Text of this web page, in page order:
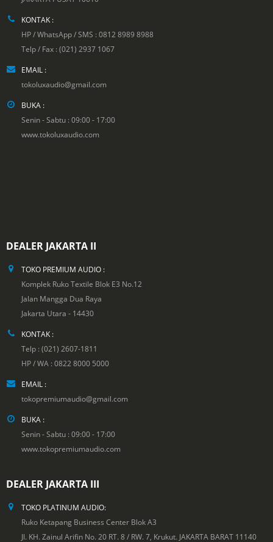
KONTAK :
HP / WhatsApp / SMS : 0812 8989 8988
Telp / Fax : (021) 2937 1067
EMAIL :
tokoluxaudio@gmail.com
BUKA :
Senin - Sabtu : 09:00 - 17:00
www.tokoluxaudio.com
DEALER JAKARTA II
TOKO PREMIUM AUDIO :
Komplek Ruko Textile Blok E3 No.12
Jalan Mangga Dua Raya
Jakarta Utara - 14430
KONTAK :
Telp : (021) 2607-1811
HP / WA : 0822 8000 5000
EMAIL :
tokopremiumaudio@gmail.com
BUKA :
Senin - Sabtu : 09:00 - 17:00
www.tokopremiumaudio.com
DEALER JAKARTA III
TOKO PLATINUM AUDIO:
Ruko Ketapang Business Center Blok A3
Jl. KH. Zainul Arifin No. 20 RT. 8 / RW. 7, Krukut. JAKARTA BARAT 11140